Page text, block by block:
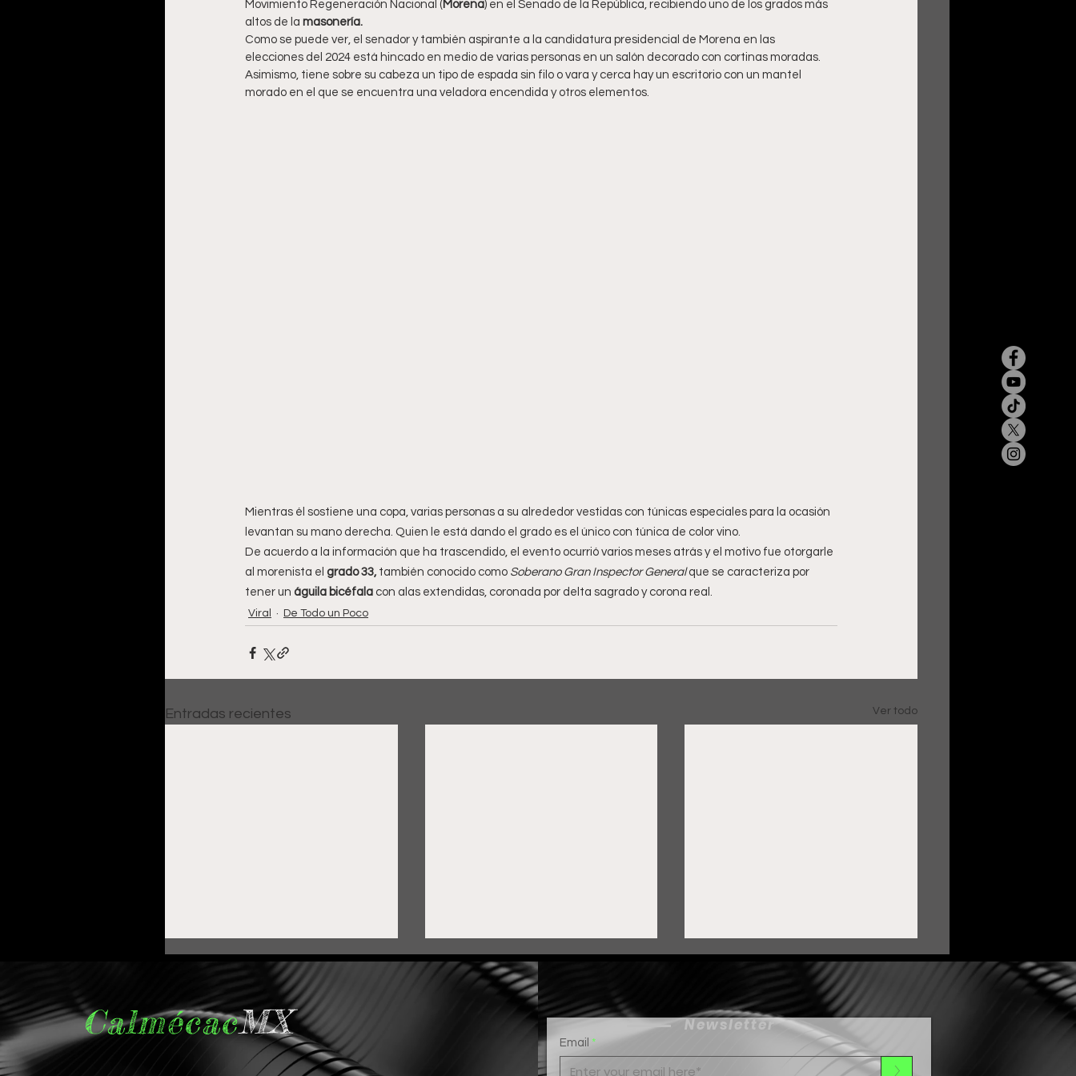
Movimiento Regeneración Nacional ( Morena) en el Senado de la República, recibiendo uno de los grados más
altos de la masonería.
Como se puede ver, el senador y también aspirante a la candidatura presidencial de Morena en las
elecciones del 2024 está hincado en medio de varias personas en un salón decorado con cortinas moradas.
Asimismo, tiene sobre su cabeza un tipo de espada sin filo o vara y cerca hay un escritorio con un mantel
morado en el que se encuentra una veladora encendida y otros elementos.
Mientras él sostiene una copa, varias personas a su alrededor vestidas con túnicas especiales para la ocasión
levantan su mano derecha. Quien le está dando el grado es el único con túnica de color vino.
De acuerdo a la información que ha trascendido, el evento ocurrió varios meses atrás y el motivo fue otorgarle
al morenista el grado 33, también conocido como Soberano Gran Inspector General que se caracteriza por
tener un águila bicéfala con alas extendidas, coronada por delta sagrado y corona real.
Viral De Todo un Poco
Entradas recientes Ver todo
CalmécacMX Newsletter
Email
>